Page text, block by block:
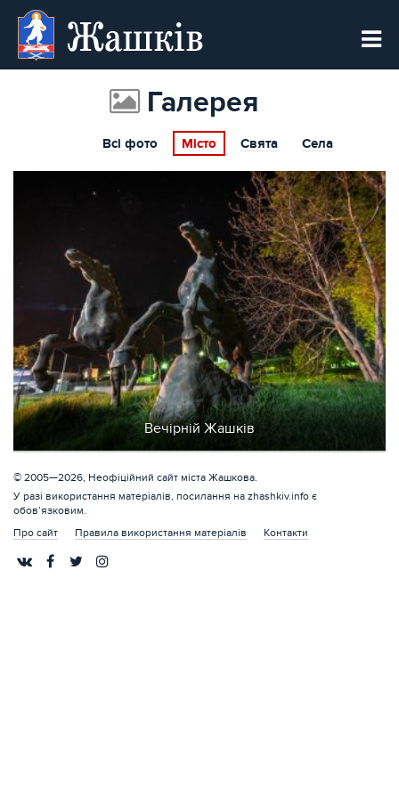
Жашків
Галерея
Всі фото Місто Свята Села
Вечірній Жашків
© 2005—2026, Неофіційний сайт міста Жашкова.
У разі використання матеріалів, посилання на zhashkiv.info є
обов’язковим.
Про сайт
Правила використання матеріалів Контакти